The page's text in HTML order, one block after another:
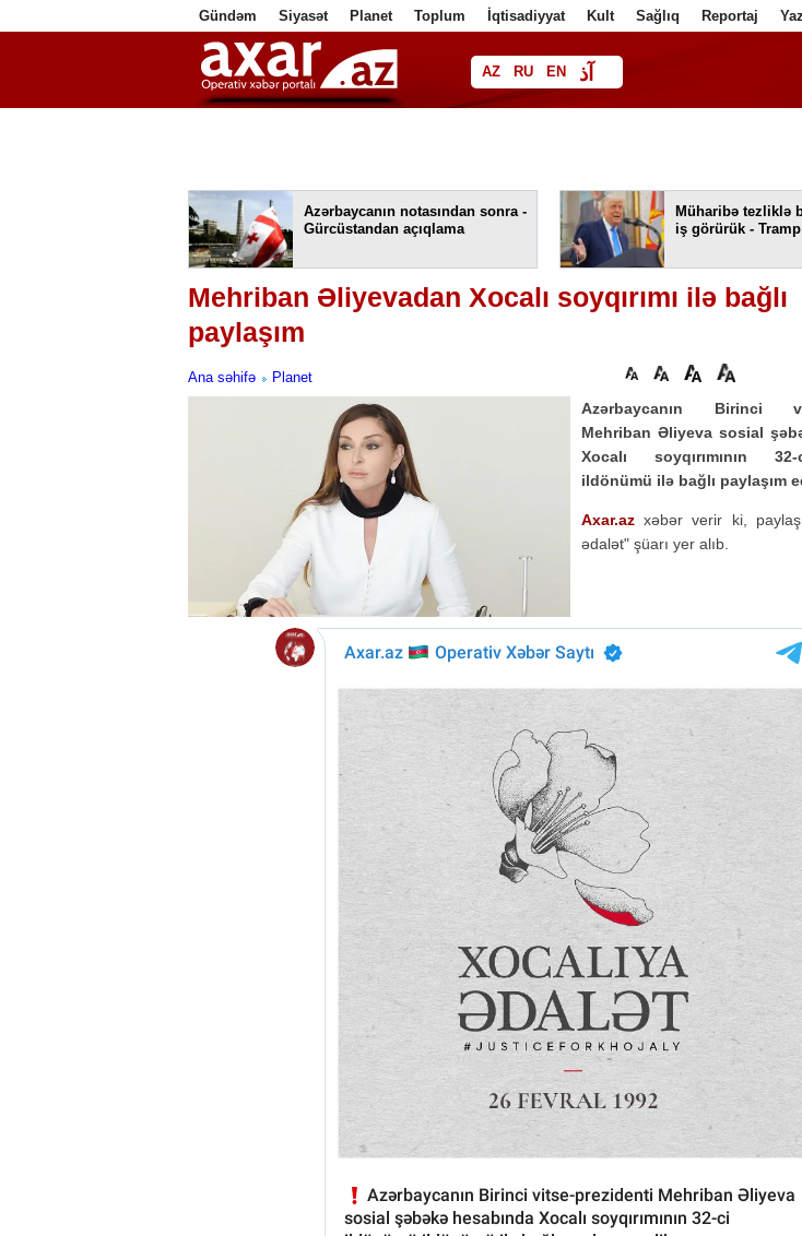
Gündəm Siyasət Planet Toplum İqtisadiyyat Kult Sağlıq Reportaj
AZ RU EN آذ
فا
Azərbaycanın notasından sonra -
Gürcüstandan açıqlama
Müharibə tezliklə
iş görürük - Tramp
Mehriban Əliyevadan Xocalı soyqırımı ilə bağlı
paylaşım
Ana səhifə Planet
Azərbaycanın Birinci
Mehriban Əliyeva sosial
Xocalı soyqırımının
ildönümü ilə bağlı paylaşım
Axar.az xəbər verir ki,
ədalət" şüarı yer alıb.
Elçinin Fəxri xiyabandakı
Foto
Elçinin Fəxri xiyabandakı
Foto